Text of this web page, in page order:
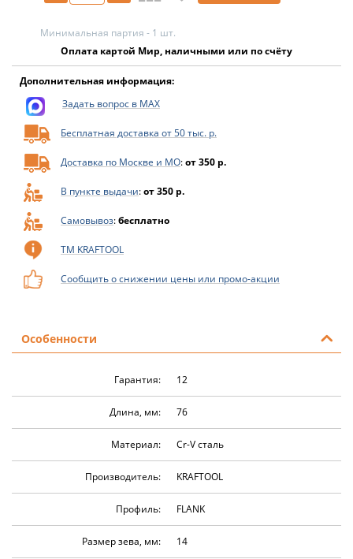
Минимальная партия - 1 шт.
Оплата картой Мир, наличными или по счёту
Дополнительная информация:
Задать вопрос в MAX
Бесплатная доставка от 50 тыс. р.
Доставка по Москве и МО:от 350 р.
В пункте выдачи:от 350 р.
Самовывоз:бесплатно
ТМ KRAFTOOL
Сообщить о снижении цены или промо-акции
Особенности
Гарантия: 12
Длина, мм: 76
Материал: Cr-V сталь
Производитель: KRAFTOOL
Профиль: FLANK
Размер зева, мм:
14